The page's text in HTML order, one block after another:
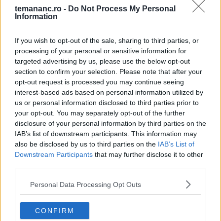
temananc.ro - Do Not Process My Personal
Information
If you wish to opt-out of the sale, sharing to third parties, or
processing of your personal or sensitive information for
targeted advertising by us, please use the below opt-out
section to confirm your selection. Please note that after your
opt-out request is processed you may continue seeing
interest-based ads based on personal information utilized by
us or personal information disclosed to third parties prior to
your opt-out. You may separately opt-out of the further
disclosure of your personal information by third parties on the
IAB’s list of downstream participants. This information may
also be disclosed by us to third parties on the IAB’s List of
Downstream Participants that may further disclose it to other
Personal Data Processing Opt Outs
CONFIRM
Aripioare de pui marinate – rețete
tigaie
Recomandări
1 5 Alimente Cu Efect Antiinflamator
2
Cinci feluri geniale în care poți folosi votca,
în afară de a o bea
3
Cremă de portocale - rețeta perfectă
pentru prăjituri și torturi